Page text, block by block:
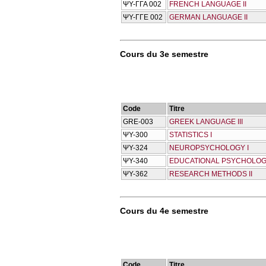
ΨΥ-ΓΓΑ 002
FRENCH LANGUAGE II
ΨΥ-ΓΓΕ 002
GERMAN LANGUAGE II
Cours du 3e semestre
Code
Titre
GRE-003
GREEK LANGUAGE III
ΨΥ-300
STATISTICS I
ΨΥ-324
NEUROPSYCHOLOGY I
ΨΥ-340
EDUCATIONAL
ΨΥ-362
RESEARCH METHODS II
Cours du 4e semestre